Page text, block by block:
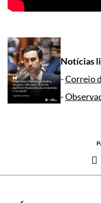
Notícias
-Correio
-